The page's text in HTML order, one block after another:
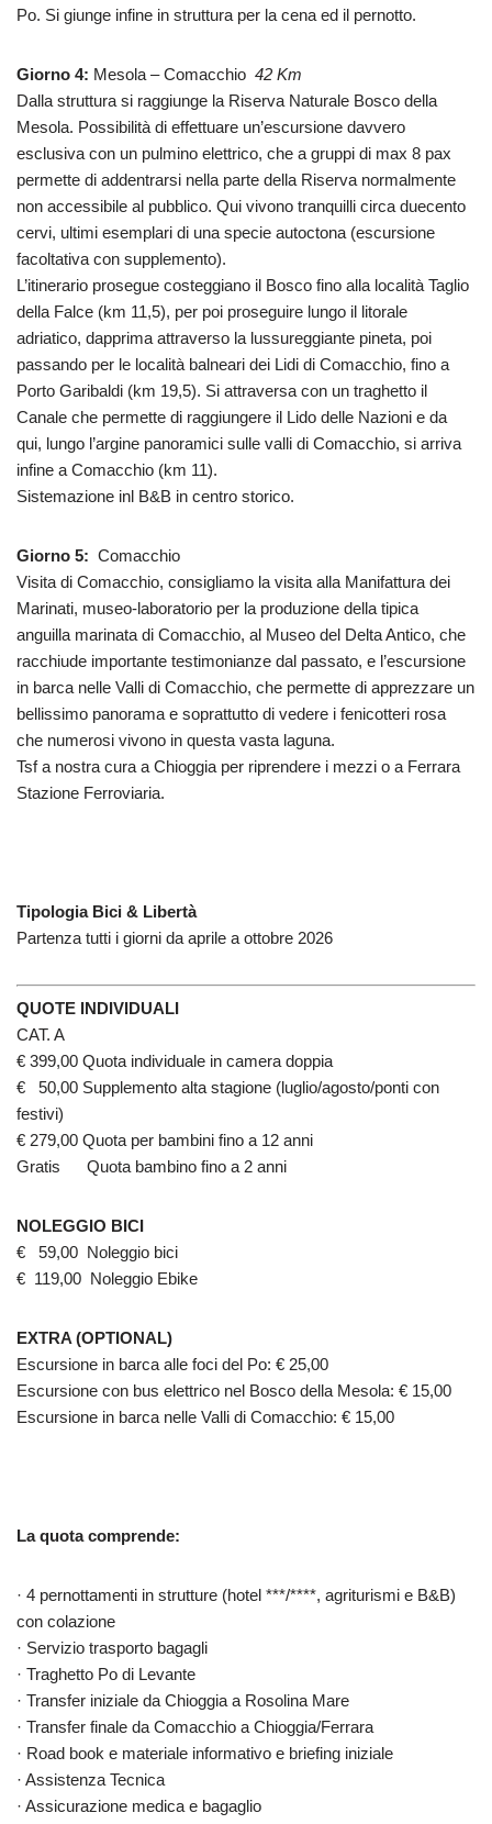
Po. Si giunge infine in struttura per la cena ed il pernotto.
Giorno 4: Mesola – Comacchio 42 Km
Dalla struttura si raggiunge la Riserva Naturale Bosco della
Mesola. Possibilità di effettuare un’escursione davvero
esclusiva con un pulmino elettrico, che a gruppi di max 8 pax
permette di addentrarsi nella parte della Riserva normalmente
non accessibile al pubblico. Qui vivono tranquilli circa duecento
cervi, ultimi esemplari di una specie autoctona (escursione
facoltativa con supplemento).
L’itinerario prosegue costeggiano il Bosco fino alla località Taglio
della Falce (km 11,5), per poi proseguire lungo il litorale
adriatico, dapprima attraverso la lussureggiante pineta, poi
passando per le località balneari dei Lidi di Comacchio, fino a
Porto Garibaldi (km 19,5). Si attraversa con un traghetto il
Canale che permette di raggiungere il Lido delle Nazioni e da
qui, lungo l’argine panoramici sulle valli di Comacchio, si arriva
infine a Comacchio (km 11).
Sistemazione inl B&B in centro storico.
Giorno 5: Comacchio
Visita di Comacchio, consigliamo la visita alla Manifattura dei
Marinati, museo-laboratorio per la produzione della tipica
anguilla marinata di Comacchio, al Museo del Delta Antico, che
racchiude importante testimonianze dal passato, e l’escursione
in barca nelle Valli di Comacchio, che permette di apprezzare un
bellissimo panorama e soprattutto di vedere i fenicotteri rosa
che numerosi vivono in questa vasta laguna.
Tsf a nostra cura a Chioggia per riprendere i mezzi o a Ferrara
Stazione Ferroviaria.
Tipologia Bici & Libertà
Partenza tutti i giorni da aprile a ottobre 2026
QUOTE INDIVIDUALI
CAT. A
€ 399,00 Quota individuale in camera doppia
€ 50,00 Supplemento alta stagione (luglio/agosto/ponti con
festivi)
€ 279,00 Quota per bambini fino a 12 anni
Gratis Quota bambino fino a 2 anni
NOLEGGIO BICI
€ 59,00 Noleggio bici
€ 119,00 Noleggio Ebike
EXTRA (OPTIONAL)
Escursione in barca alle foci del Po: € 25,00
Escursione con bus elettrico nel Bosco della Mesola: € 15,00
Escursione in barca nelle Valli di Comacchio: € 15,00
La quota comprende:
· 4 pernottamenti in strutture (hotel ***/****, agriturismi e B&B)
con colazione
· Servizio trasporto bagagli
· Traghetto Po di Levante
· Transfer iniziale da Chioggia a Rosolina Mare
· Transfer finale da Comacchio a Chioggia/Ferrara
· Road book e materiale informativo e briefing iniziale
· Assistenza Tecnica
· Assicurazione medica e bagaglio